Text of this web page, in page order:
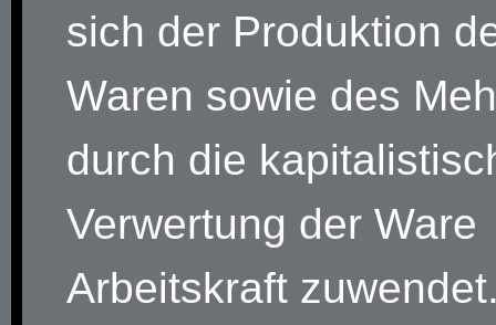
sich der Produktion
Waren sowie des
durch die
Verwertung der Ware
Arbeitskraft